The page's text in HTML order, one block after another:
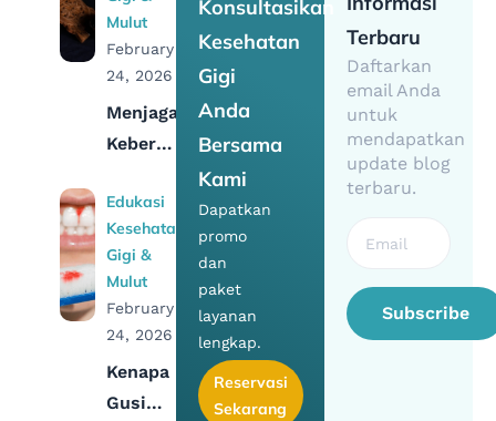
Mulut
February
24, 2026
Menjaga
Kebersihan
Hukum
Sikat
Gigi di
Bulan
Puasa
Edukasi
Kesehatan
Gigi &
Mulut
February
24, 2026
Kenapa
Gusi
Terbaru
Daftarkan
email Anda
untuk
mendapatkan
update blog
terbaru.
Subscribe
Konsultasikan
Kesehatan
Gigi
Anda
Bersama
Kami
Dapatkan
promo
dan
paket
layanan
lengkap.
Reservasi
Sekarang